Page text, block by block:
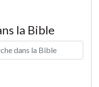
la Bible